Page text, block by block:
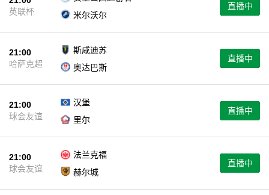
英联杯
米尔沃尔
直播中
21:00
哈萨克超
斯咸迪苏
奥达巴斯
直播中
21:00
球会友谊
汉堡
里尔
直播中
21:00
球会友谊
法兰克福
赫尔城
直播中